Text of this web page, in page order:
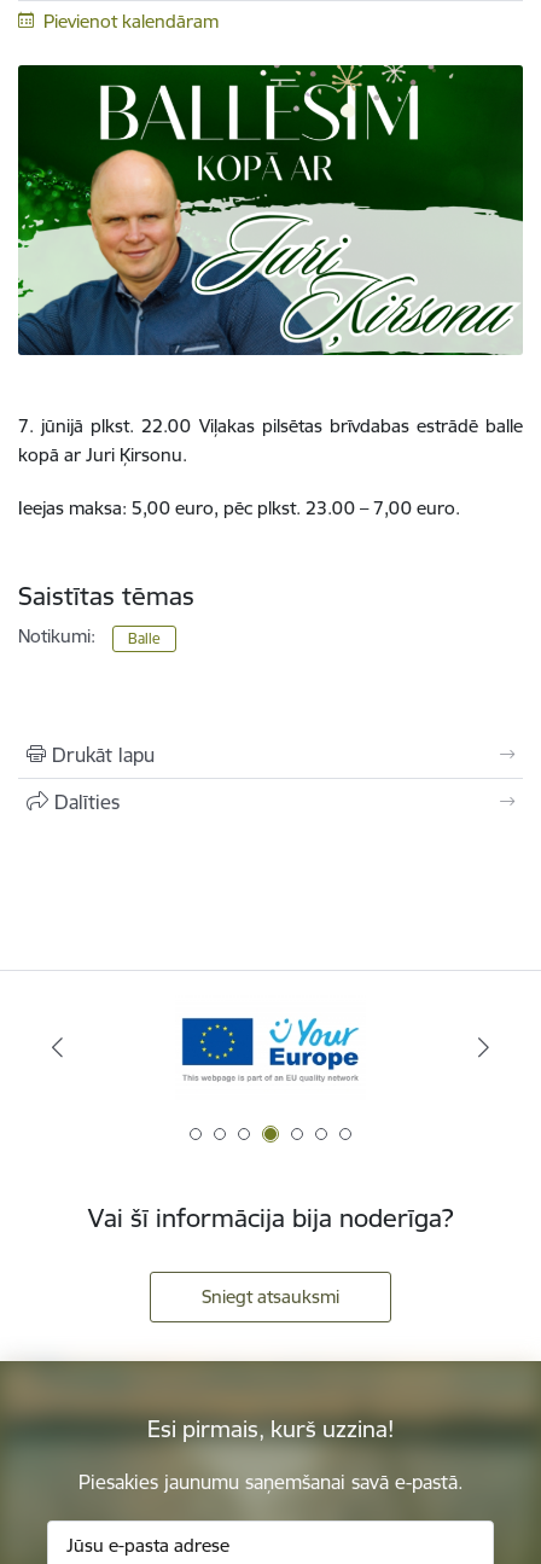
Pievienot kalendāram
7. jūnijā plkst. 22.00 Viļakas pilsētas brīvdabas estrādē balle
kopā ar Juri Ķirsonu.
Ieejas maksa: 5,00 euro, pēc plkst. 23.00 – 7,00 euro.
Saistītas tēmas
Notikumi: Balle
Drukāt lapu
Dalīties
Vai šī informācija bija noderīga?
Sniegt atsauksmi
Esi pirmais, kurš uzzina!
Piesakies jaunumu saņemšanai savā e-pastā.